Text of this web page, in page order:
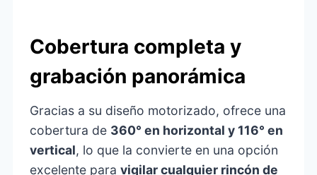
Cobertura completa y
grabación panorámica
Gracias a su diseño motorizado, ofrece una
cobertura de 360° en horizontal y 116° en
vertical, lo que la convierte en una opción
excelente paravigilar cualquier rincón de